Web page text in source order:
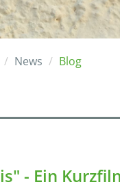
News Blog
- Ein